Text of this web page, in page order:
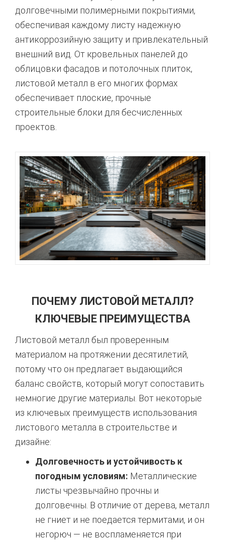
долговечными полимерными покрытиями,
обеспечивая каждому листу надежную
антикоррозийную защиту и привлекательный
внешний вид. От кровельных панелей до
облицовки фасадов и потолочных плиток,
листовой металл в его многих формах
обеспечивает плоские, прочные
строительные блоки для бесчисленных
проектов.
ПОЧЕМУ ЛИСТОВОЙ МЕТАЛЛ?
КЛЮЧЕВЫЕ ПРЕИМУЩЕСТВА
Листовой металл был проверенным
материалом на протяжении десятилетий,
потому что он предлагает выдающийся
баланс свойств, который могут сопоставить
немногие другие материалы. Вот некоторые
из ключевых преимуществ использования
листового металла в строительстве и
дизайне:
Долговечность и устойчивость к
погодным условиям: Металлические
листы чрезвычайно прочны и
долговечны. В отличие от дерева, металл
не гниет и не поедается термитами, и он
негорюч — не воспламеняется при